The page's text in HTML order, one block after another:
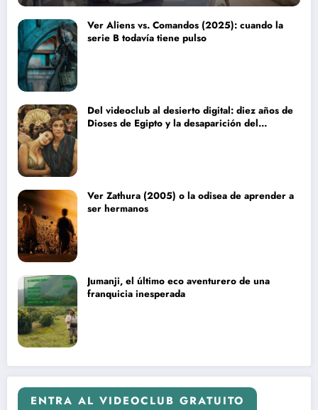
Ver Aliens vs. Comandos (2025): cuando la
serie B todavía tiene pulso
Del videoclub al desierto digital: diez años de
Dioses de Egipto y la desaparición del
Ver Zathura (2005) o la odisea de aprender a
ser hermanos
Jumanji, el último eco aventurero de una
franquicia inesperada
ENTRA AL VIDEOCLUB GRATUITO